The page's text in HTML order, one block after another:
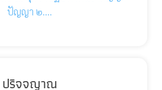
ปัญญา ๒.…
ปริจจญาณ